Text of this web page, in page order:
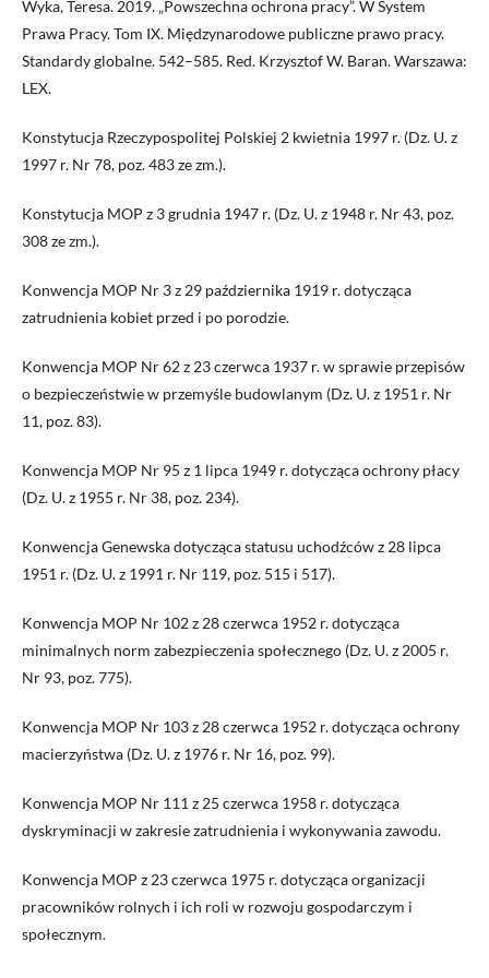
Wyka, Teresa. 2019. „Powszechna ochrona pracy”. W System
Prawa Pracy. Tom IX. Międzynarodowe publiczne prawo pracy.
Standardy globalne. 542–585. Red. Krzysztof W. Baran. Warszawa:
LEX.
Konstytucja Rzeczypospolitej Polskiej 2 kwietnia 1997 r. (Dz. U. z
1997 r. Nr 78, poz. 483 ze zm.).
Konstytucja MOP z 3 grudnia 1947 r. (Dz. U. z 1948 r. Nr 43, poz.
308 ze zm.).
Konwencja MOP Nr 3 z 29 października 1919 r. dotycząca
zatrudnienia kobiet przed i po porodzie.
Konwencja MOP Nr 62 z 23 czerwca 1937 r. w sprawie przepisów
o bezpieczeństwie w przemyśle budowlanym (Dz. U. z 1951 r. Nr
11, poz. 83).
Konwencja MOP Nr 95 z 1 lipca 1949 r. dotycząca ochrony płacy
(Dz. U. z 1955 r. Nr 38, poz. 234).
Konwencja Genewska dotycząca statusu uchodźców z 28 lipca
1951 r. (Dz. U. z 1991 r. Nr 119, poz. 515 i 517).
Konwencja MOP Nr 102 z 28 czerwca 1952 r. dotycząca
minimalnych norm zabezpieczenia społecznego (Dz. U. z 2005 r.
Nr 93, poz. 775).
Konwencja MOP Nr 103 z 28 czerwca 1952 r. dotycząca ochrony
macierzyństwa (Dz. U. z 1976 r. Nr 16, poz. 99).
Konwencja MOP Nr 111 z 25 czerwca 1958 r. dotycząca
dyskryminacji w zakresie zatrudnienia i wykonywania zawodu.
Konwencja MOP z 23 czerwca 1975 r. dotycząca organizacji
pracowników rolnych i ich roli w rozwoju gospodarczym i
społecznym.